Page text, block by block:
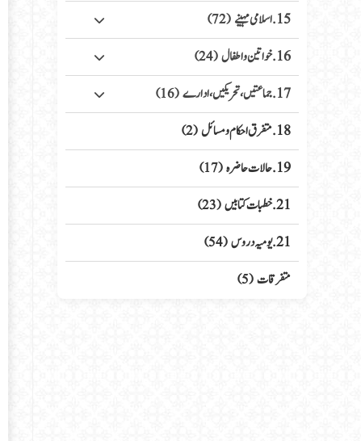
15. اسلامی مہینے (72)
16. خواتین واطفال (24)
17. جماعتیں، تحریکیں، ادارے (16)
18. متفرق احکام ومسائل (2)
19. حالات حاضرہ (17)
21. خطبات کتابیں (23)
21. یومیہ دروس (54)
متفرقات (5)